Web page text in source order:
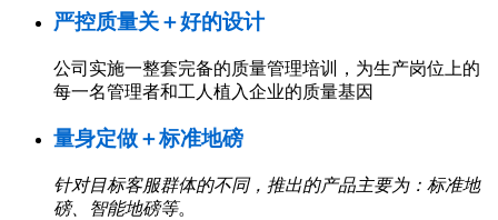
严控质量关＋好的设计
公司实施一整套完备的质量管理培训，为生产岗位上的
每一名管理者和工人植入企业的质量基因
量身定做＋标准地磅
针对目标客服群体的不同，推出的产品主要为：标准地
磅、智能地磅等。